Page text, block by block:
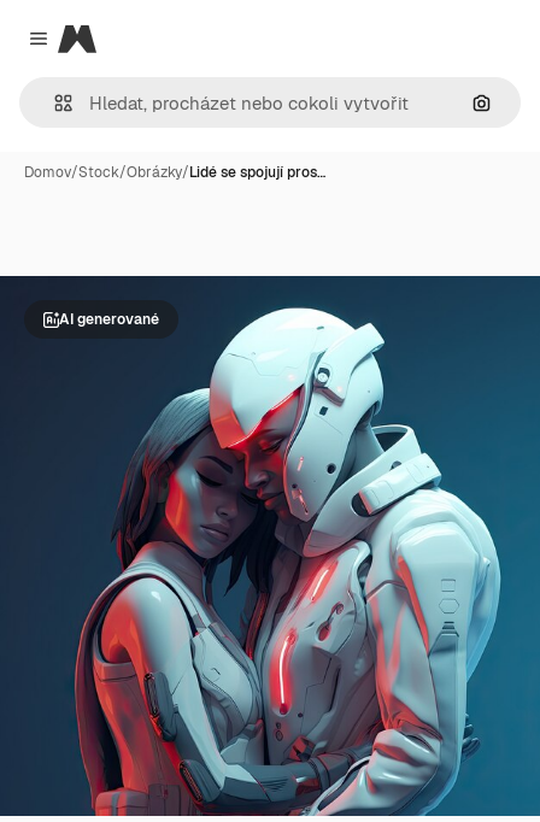
Close menu
Magnific
Hledat
Domov/Stock/Obrázky/Lidé se spojují pros…
AI generované